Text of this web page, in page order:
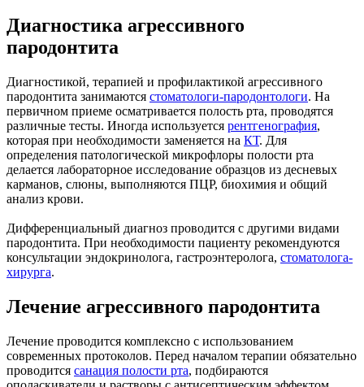
Диагностика агрессивного
пародонтита
Диагностикой, терапией и профилактикой агрессивного
пародонтита занимаются стоматологи-пародонтологи. На
первичном приеме осматривается полость рта, проводятся
различные тесты. Иногда используется рентгенография,
которая при необходимости заменяется на КТ. Для
определения патологической микрофлоры полости рта
делается лабораторное исследование образцов из десневых
карманов, слюны, выполняются ПЦР, биохимия и общий
анализ крови.
Дифференциальный диагноз проводится с другими видами
пародонтита. При необходимости пациенту рекомендуются
консультации эндокринолога, гастроэнтеролога, стоматолога-
хирурга.
Лечение агрессивного пародонтита
Лечение проводится комплексно с использованием
современных протоколов. Перед началом терапии обязательно
проводится санация полости рта, подбираются